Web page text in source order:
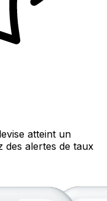
atteint un
des alertes de taux